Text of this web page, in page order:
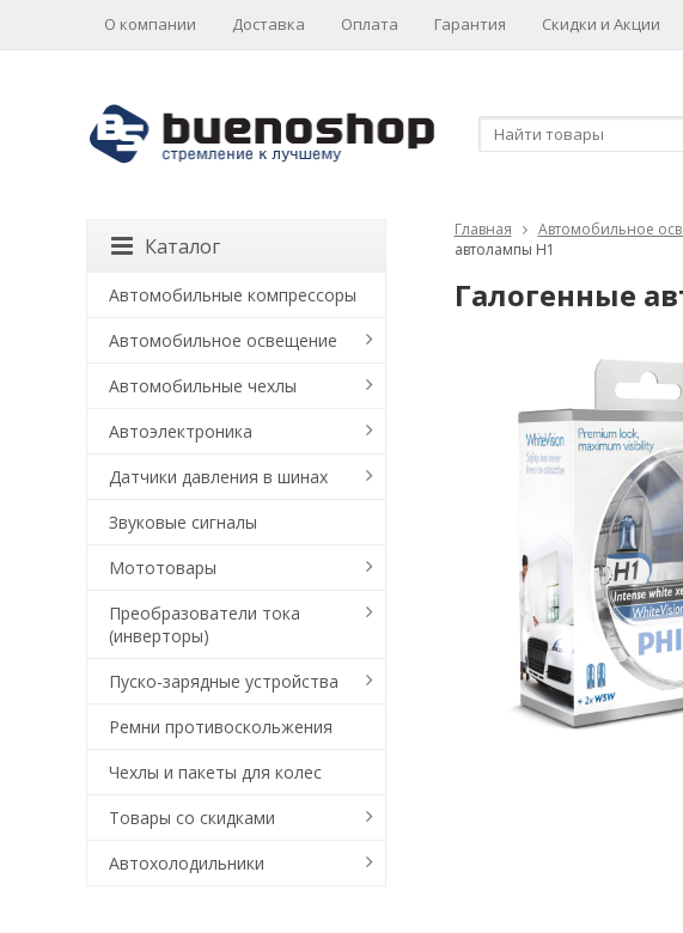
О компании Доставка Оплата Гарантия Скидки и Акции
Главная Автомобильное
автолампы H1
Галогенные
Каталог
Автомобильные компрессоры
Автомобильное освещение
Автомобильные чехлы
Автоэлектроника
Датчики давления в шинах
Звуковые сигналы
Мототовары
Преобразователи тока
(инверторы)
Пуско-зарядные устройства
Ремни противоскольжения
Чехлы и пакеты для колес
Товары со скидками
Автохолодильники